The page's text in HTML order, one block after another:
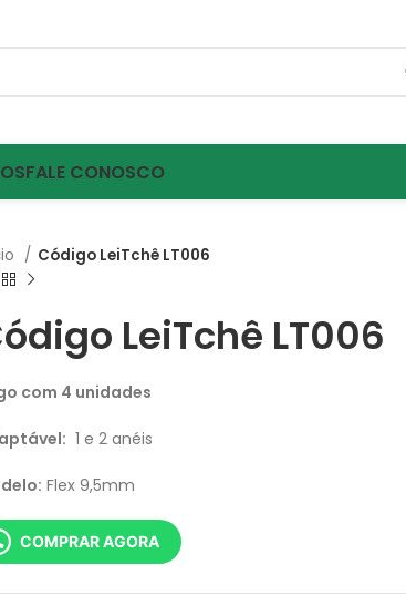
FALE CONOSCO
Código LeiTchê LT006
LeiTchê LT006
com 4 unidades
1 e 2 anéis
Flex 9,5mm
COMPRAR AGORA